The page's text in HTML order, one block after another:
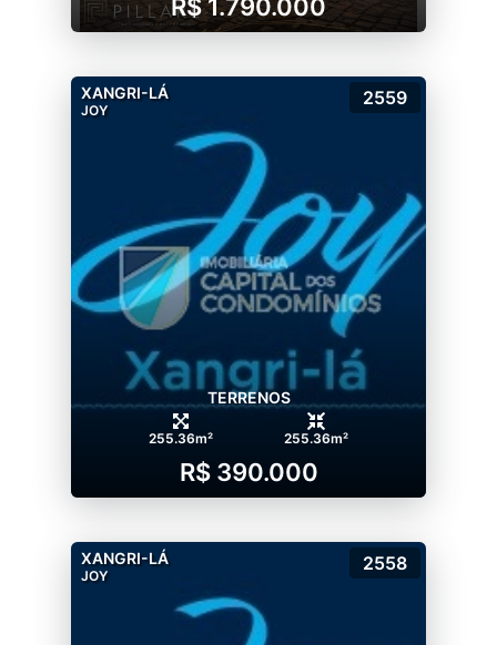
R$ 1.790.000
XANGRI-LÁ
JOY
2559
TERRENOS
255.36m² 255.36m²
R$ 390.000
XANGRI-LÁ
JOY
2558